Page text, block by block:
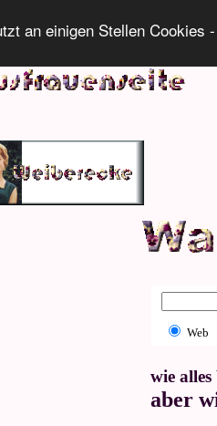
an einigen Stellen
Web
wie
aber